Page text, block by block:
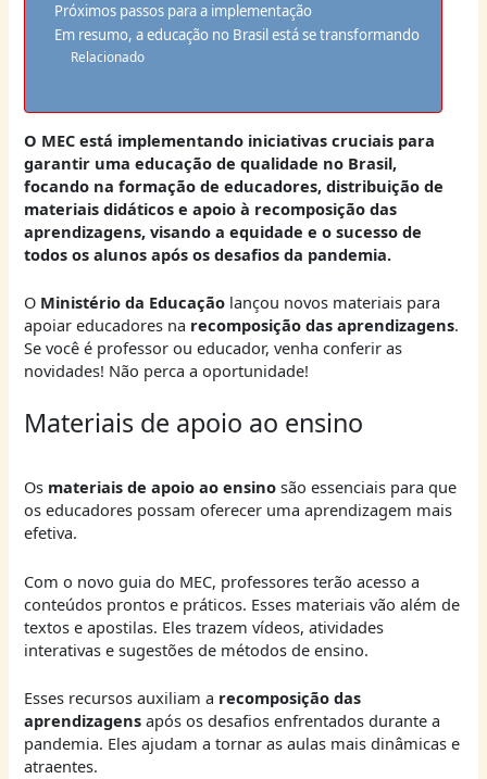
Próximos passos para a implementação
Em resumo, a educação no Brasil está se transformando
Relacionado
O MEC está implementando iniciativas cruciais para
garantir uma educação de qualidade no Brasil,
focando na formação de educadores, distribuição de
materiais didáticos e apoio à recomposição das
aprendizagens, visando a equidade e o sucesso de
todos os alunos após os desafios da pandemia.
O Ministério da Educação lançou novos materiais para
apoiar educadores na recomposição das aprendizagens.
Se você é professor ou educador, venha conferir as
novidades! Não perca a oportunidade!
Materiais de apoio ao ensino
Os materiais de apoio ao ensino são essenciais para que
os educadores possam oferecer uma aprendizagem mais
efetiva.
Com o novo guia do MEC, professores terão acesso a
conteúdos prontos e práticos. Esses materiais vão além de
textos e apostilas. Eles trazem vídeos, atividades
interativas e sugestões de métodos de ensino.
Esses recursos auxiliam a recomposição das
aprendizagens após os desafios enfrentados durante a
pandemia. Eles ajudam a tornar as aulas mais dinâmicas e
atraentes.